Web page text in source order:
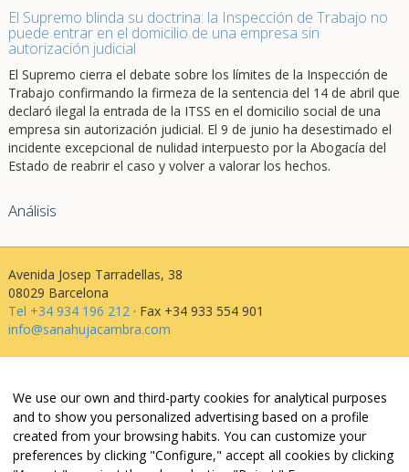
El Supremo blinda su doctrina: la Inspección de Trabajo no
puede entrar en el domicilio de una empresa sin
autorización judicial
El Supremo cierra el debate sobre los límites de la Inspección de
Trabajo confirmando la firmeza de la sentencia del 14 de abril que
declaró ilegal la entrada de la ITSS en el domicilio social de una
empresa sin autorización judicial. El 9 de junio ha desestimado el
incidente excepcional de nulidad interpuesto por la Abogacía del
Estado de reabrir el caso y volver a valorar los hechos.
Análisis
Avenida Josep Tarradellas, 38
08029 Barcelona
Tel +34 934 196 212· Fax +34 933 554 901
info@sanahujacambra.com
Política de privacidad
Política de cookies
Política de web i redes
Parking público: Avenida Josep Tarradellas, 38
We use our own and third-party cookies for analytical purposes
and to show you personalized advertising based on a profile
created from your browsing habits. You can customize your
preferences by clicking "Configure," accept all cookies by clicking